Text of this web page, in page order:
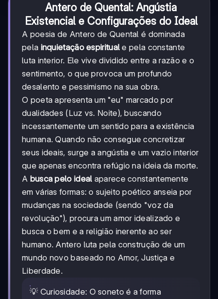
Antero de Quental: Angústia
Existencial e Configurações do Ideal
A poesia de Antero de Quental é dominada
pela inquietação espiritual e pela constante
luta interior. Ele vive dividido entre a razão e o
sentimento, o que provoca um profundo
desalento e pessimismo na sua obra.
O poeta apresenta um "eu" marcado por
dualidades (Luz vs. Noite), buscando
incessantemente um sentido para a existência
humana. Quando não consegue concretizar
seus ideais, surge a angústia e um vazio interior
que apenas encontra refúgio na ideia da morte.
A busca pelo ideal aparece constantemente
em várias formas: o sujeito poético anseia por
mudanças na sociedade (sendo "voz da
revolução"), procura um amor idealizado e
busca o bem e a religião inerente ao ser
humano. Antero luta pela construção de um
mundo novo baseado no Amor, Justiça e
Liberdade.
💡 Curiosidade: O soneto é a forma